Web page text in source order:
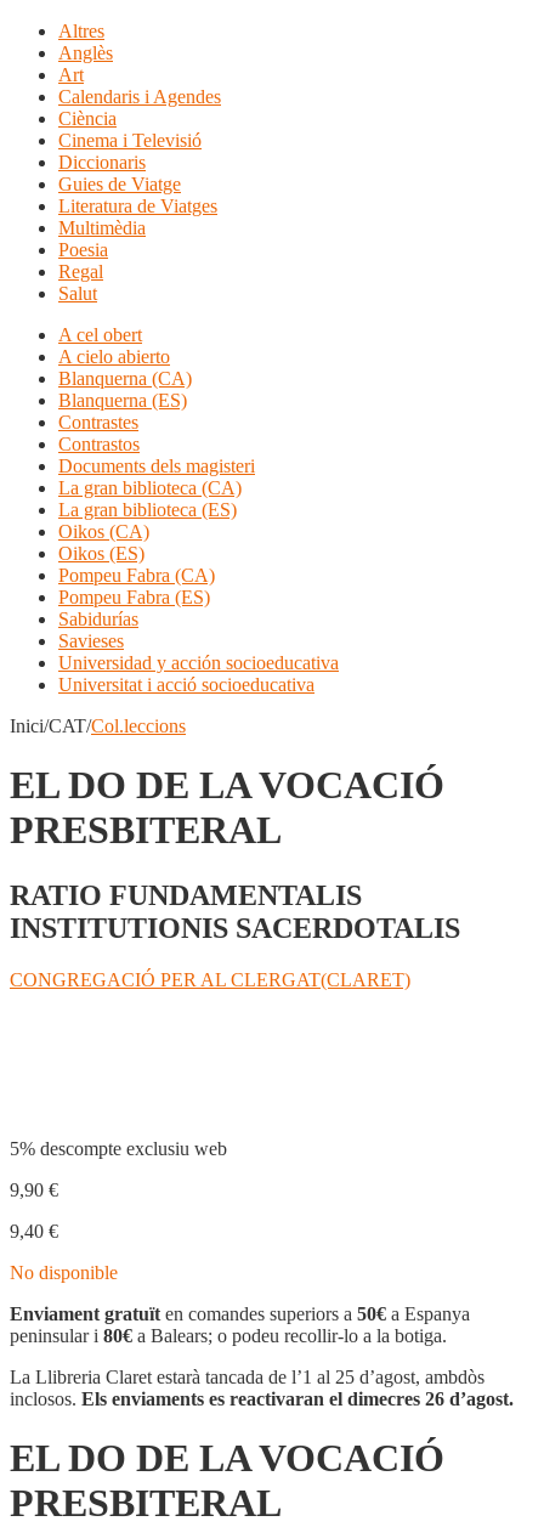
Altres
Anglès
Art
Calendaris i Agendes
Ciència
Cinema i Televisió
Diccionaris
Guies de Viatge
Literatura de Viatges
Multimèdia
Poesia
Regal
Salut
A cel obert
A cielo abierto
Blanquerna (CA)
Blanquerna (ES)
Contrastes
Contrastos
Documents dels magisteri
La gran biblioteca (CA)
La gran biblioteca (ES)
Oikos (CA)
Oikos (ES)
Pompeu Fabra (CA)
Pompeu Fabra (ES)
Sabidurías
Savieses
Universidad y acción socioeducativa
Universitat i acció socioeducativa
Inici/CAT/Col.leccions
EL DO DE LA VOCACIÓ
PRESBITERAL
RATIO FUNDAMENTALIS
INSTITUTIONIS SACERDOTALIS
CONGREGACIÓ PER AL CLERGAT(CLARET)
5% descompte exclusiu web
9,90 €
9,40 €
No disponible
Enviament gratuït en comandes superiors a 50€ a Espanya
peninsular i 80€ a Balears; o podeu recollir-lo a la botiga.
La Llibreria Claret estarà tancada de l’1 al 25 d’agost, ambdòs
inclosos. Els enviaments es reactivaran el dimecres 26 d’agost.
EL DO DE LA VOCACIÓ
PRESBITERAL